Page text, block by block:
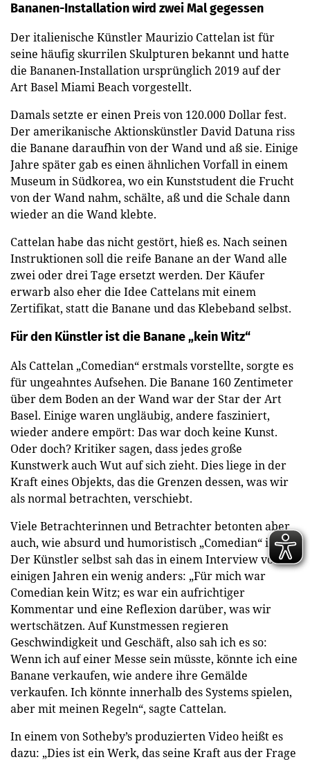
Bananen-Installation wird zwei Mal gegessen
Der italienische Künstler Maurizio Cattelan ist für
seine häufig skurrilen Skulpturen bekannt und hatte
die Bananen-Installation ursprünglich 2019 auf der
Art Basel Miami Beach vorgestellt.
Damals setzte er einen Preis von 120.000 Dollar fest.
Der amerikanische Aktionskünstler David Datuna riss
die Banane daraufhin von der Wand und aß sie. Einige
Jahre später gab es einen ähnlichen Vorfall in einem
Museum in Südkorea, wo ein Kunststudent die Frucht
von der Wand nahm, schälte, aß und die Schale dann
wieder an die Wand klebte.
Cattelan habe das nicht gestört, hieß es. Nach seinen
Instruktionen soll die reife Banane an der Wand alle
zwei oder drei Tage ersetzt werden. Der Käufer
erwarb also eher die Idee Cattelans mit einem
Zertifikat, statt die Banane und das Klebeband selbst.
Für den Künstler ist die Banane „kein Witz“
Als Cattelan „Comedian“ erstmals vorstellte, sorgte es
für ungeahntes Aufsehen. Die Banane 160 Zentimeter
über dem Boden an der Wand war der Star der Art
Basel. Einige waren ungläubig, andere fasziniert,
wieder andere empört: Das war doch keine Kunst.
Oder doch? Kritiker sagen, dass jedes große
Kunstwerk auch Wut auf sich zieht. Dies liege in der
Kraft eines Objekts, das die Grenzen dessen, was wir
als normal betrachten, verschiebt.
Viele Betrachterinnen und Betrachter betonten aber
auch, wie absurd und humoristisch „Comedian“ ist.
Der Künstler selbst sah das in einem Interview vor
einigen Jahren ein wenig anders: „Für mich war
Comedian kein Witz; es war ein aufrichtiger
Kommentar und eine Reflexion darüber, was wir
wertschätzen. Auf Kunstmessen regieren
Geschwindigkeit und Geschäft, also sah ich es so:
Wenn ich auf einer Messe sein müsste, könnte ich eine
Banane verkaufen, wie andere ihre Gemälde
verkaufen. Ich könnte innerhalb des Systems spielen,
aber mit meinen Regeln“, sagte Cattelan.
In einem von Sotheby’s produzierten Video heißt es
dazu: „Dies ist ein Werk, das seine Kraft aus der Frage